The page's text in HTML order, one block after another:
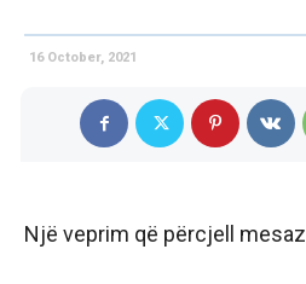
16 October, 2021
Një veprim që përcjell